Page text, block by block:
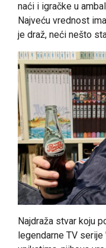
naći i igračke u
Najveću vrednost
je draž, neći nešto
Najdraža stvar koju
legendarne TV serije